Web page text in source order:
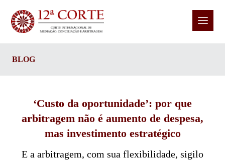
BLOG
‘Custo da oportunidade’: por que
arbitragem não é aumento de despesa,
mas investimento estratégico
E a arbitragem, com sua flexibilidade, sigilo